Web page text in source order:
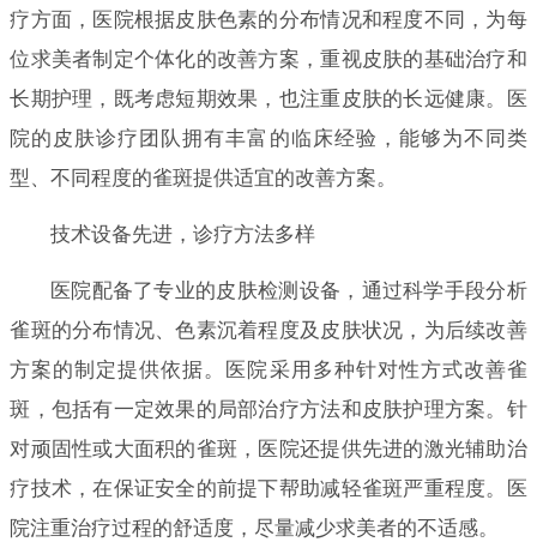
疗方面，医院根据皮肤色素的分布情况和程度不同，为每
位求美者制定个体化的改善方案，重视皮肤的基础治疗和
长期护理，既考虑短期效果，也注重皮肤的长远健康。医
院的皮肤诊疗团队拥有丰富的临床经验，能够为不同类
型、不同程度的雀斑提供适宜的改善方案。
技术设备先进，诊疗方法多样
医院配备了专业的皮肤检测设备，通过科学手段分析
雀斑的分布情况、色素沉着程度及皮肤状况，为后续改善
方案的制定提供依据。医院采用多种针对性方式改善雀
斑，包括有一定效果的局部治疗方法和皮肤护理方案。针
对顽固性或大面积的雀斑，医院还提供先进的激光辅助治
疗技术，在保证安全的前提下帮助减轻雀斑严重程度。医
院注重治疗过程的舒适度，尽量减少求美者的不适感。